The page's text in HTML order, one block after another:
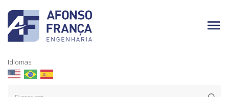
Idiomas: